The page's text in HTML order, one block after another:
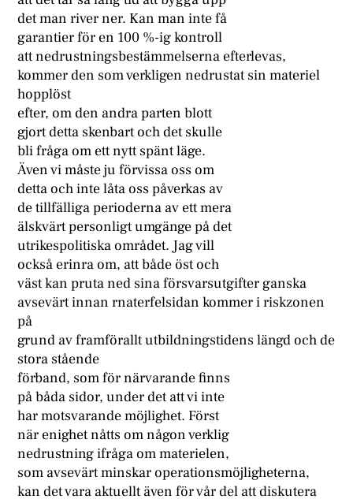
det man river ner. Kan man inte få
garantier för en 100 %-ig kontroll
att nedrustningsbestämmelserna efterlevas,
kommer den som verkligen nedrustat sin materiel
hopplöst
efter, om den andra parten blott
gjort detta skenbart och det skulle
bli fråga om ett nytt spänt läge.
Även vi måste ju förvissa oss om
detta och inte låta oss påverkas av
de tillfälliga perioderna av ett mera
älskvärt personligt umgänge på det
utrikespolitiska området. Jag vill
också erinra om, att både öst och
väst kan pruta ned sina försvarsutgifter ganska
avsevärt innan rnaterfelsidan kommer i riskzonen
på
grund av framförallt utbildningstidens längd och de
stora stående
förband, som för närvarande finns
på båda sidor, under det att vi inte
har motsvarande möjlighet. Först
när enighet nåtts om någon verklig
nedrustning ifråga om materielen,
som avsevärt minskar operationsmöjligheterna,
kan det vara aktuellt även för vår del att diskutera